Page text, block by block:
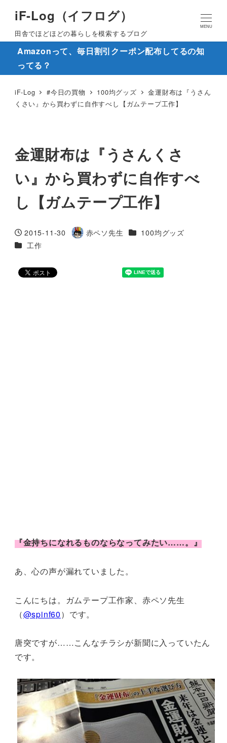
iF-Log（イフログ）
田舎でほどほどの暮らしを模索するブログ
MENU
Amazonって、毎日割引クーポン配布してるの知
ってる？
iF-Log #今日の買物 100均グッズ
金運財布は『うさん
くさい』から買わずに自作すべし【ガムテープ工作】
金運財布は『うさんくさ
い』から買わずに自作すべ
し【ガムテープ工作】
投稿日
2015-11-30
著
赤ペソ先生 カテゴリー
100均グッズ
カテゴリー
工作
『金持ちになれるものならなってみたい……。』
あ、心の声が漏れていました。
こんにちは。ガムテープ工作家、赤ペソ先生
（@spinf60）です。
唐突ですが……こんなチラシが新聞に入っていたん
です。